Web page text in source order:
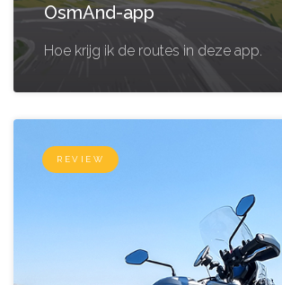
OsmAnd-app
Hoe krijg ik de routes in deze app.
REVIEW